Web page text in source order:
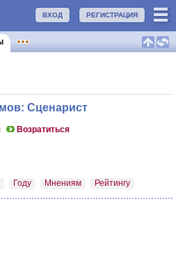
РЕГИСТРАЦИЯ
ВХОД
Сценарист
Возратиться
Году Мнениям Рейтингу